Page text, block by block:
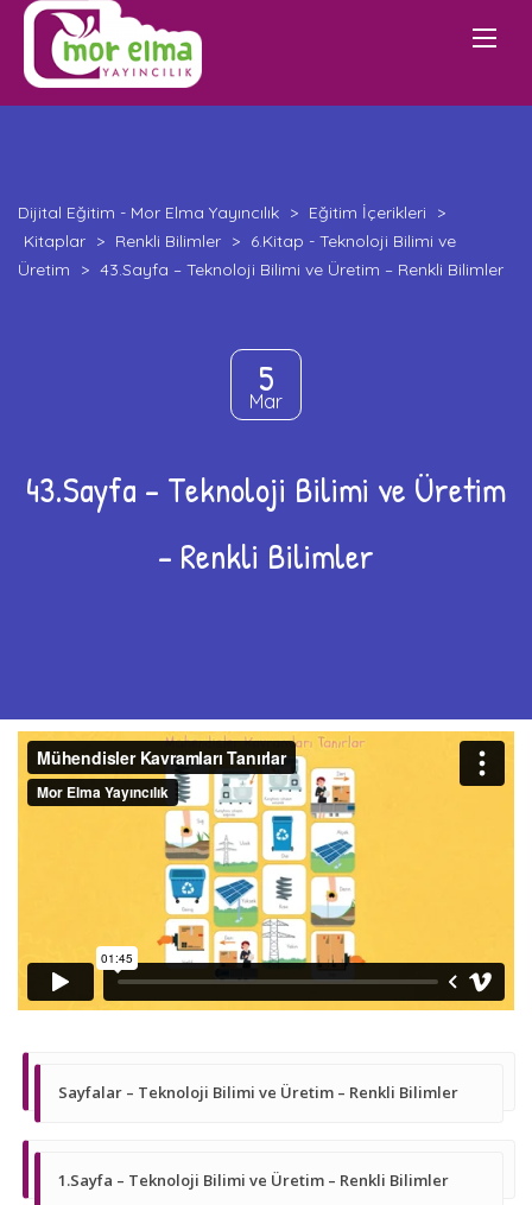
Dijital Eğitim - Mor Elma Yayıncılık > Eğitim İçerikleri
>
Kitaplar > Renkli Bilimler > 6.Kitap - Teknoloji Bilimi ve
Üretim
> 43.Sayfa – Teknoloji Bilimi ve Üretim – Renkli Bilimler
5
Mar
43.Sayfa – Teknoloji Bilimi ve Üretim
– Renkli Bilimler
Sayfalar – Teknoloji Bilimi ve Üretim – Renkli Bilimler
1.Sayfa – Teknoloji Bilimi ve Üretim – Renkli Bilimler